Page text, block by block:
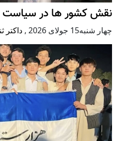
نقش کشور ها در سیاست
چهار شنبه15 جولای 2026 , داکتر